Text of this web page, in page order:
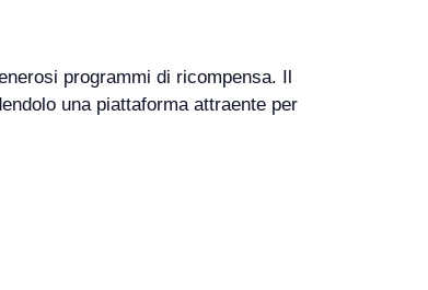
programmi di ricompensa. Il
una piattaforma attraente per